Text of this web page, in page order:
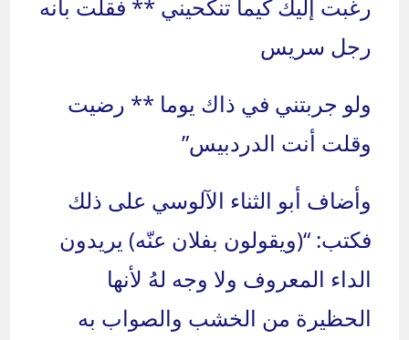
رغبت إليك كيما تنكحيني ** فقلت بأنه
رجل سريس
ولو جربتني في ذاك يوما ** رضيت
وقلت أنت الدردبيس”
وأضاف أبو الثناء الآلوسي على ذلك
فكتب: “(ويقولون بفلان عنّه) يريدون
الداء المعروف ولا وجه لهُ لأنها
الحظيرة من الخشب والصواب به